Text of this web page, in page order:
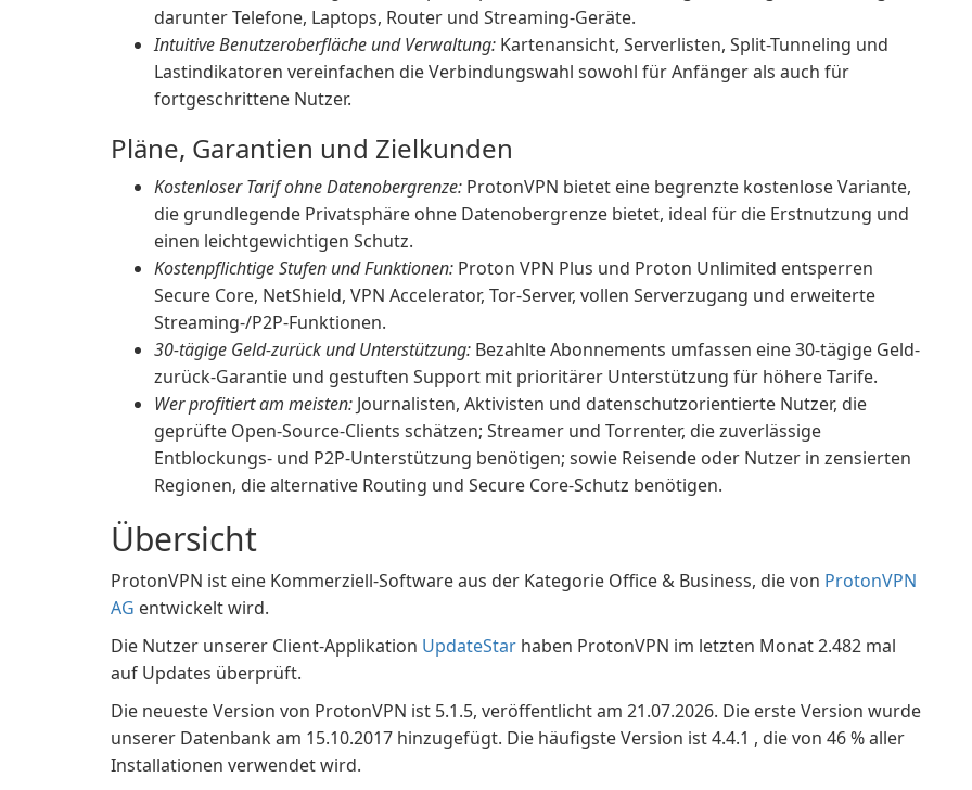
darunter Telefone, Laptops, Router und Streaming-Geräte.
Intuitive Benutzeroberfläche und Verwaltung: Kartenansicht, Serverlisten, Split-Tunneling und
Lastindikatoren vereinfachen die Verbindungswahl sowohl für Anfänger als auch für
fortgeschrittene Nutzer.
Pläne, Garantien und Zielkunden
Kostenloser Tarif ohne Datenobergrenze: ProtonVPN bietet eine begrenzte kostenlose Variante,
die grundlegende Privatsphäre ohne Datenobergrenze bietet, ideal für die Erstnutzung und
einen leichtgewichtigen Schutz.
Kostenpflichtige Stufen und Funktionen: Proton VPN Plus und Proton Unlimited entsperren
Secure Core, NetShield, VPN Accelerator, Tor-Server, vollen Serverzugang und erweiterte
Streaming-/P2P-Funktionen.
30-tägige Geld-zurück und Unterstützung: Bezahlte Abonnements umfassen eine 30-tägige Geld-
zurück-Garantie und gestuften Support mit prioritärer Unterstützung für höhere Tarife.
Wer profitiert am meisten: Journalisten, Aktivisten und datenschutzorientierte Nutzer, die
geprüfte Open-Source-Clients schätzen; Streamer und Torrenter, die zuverlässige
Entblockungs- und P2P-Unterstützung benötigen; sowie Reisende oder Nutzer in zensierten
Regionen, die alternative Routing und Secure Core-Schutz benötigen.
Übersicht
ProtonVPN ist eine Kommerziell-Software aus der Kategorie Office & Business, die von ProtonVPN
AG entwickelt wird.
Die Nutzer unserer Client-Applikation UpdateStar haben ProtonVPN im letzten Monat 2.482 mal
auf Updates überprüft.
Die neueste Version von ProtonVPN ist 5.1.5, veröffentlicht am 21.07.2026. Die erste Version wurde
unserer Datenbank am 15.10.2017 hinzugefügt. Die häufigste Version ist 4.4.1 , die von 46 % aller
Installationen verwendet wird.